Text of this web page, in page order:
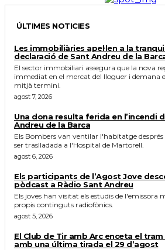
ÚLTIMES NOTICIES
Les immobiliàries apel·len a la
declaració de Sant Andreu de la
El sector immobiliari assegura que la nova
immediat en el mercat del lloguer i demana
mitjà termini.
agost 7, 2026
Una dona resulta ferida en l’incendi
Andreu de la Barca
Els Bombers van ventilar l'habitatge
ser traslladada a l'Hospital de Martorell.
agost 6, 2026
Els participants de l’Agost Jove
pòdcast a Ràdio Sant Andreu
Els joves han visitat els estudis de l'emissora
propis continguts radiofònics.
agost 5, 2026
El Club de Tir amb Arc enceta el
amb una última tirada el 29 d’agost